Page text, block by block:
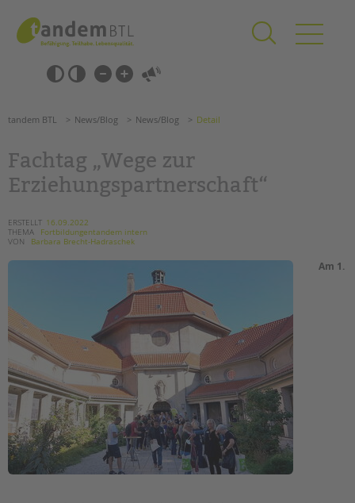
springen
Barrierefrei-
Einstellungen
überspringen
überspringen
SCHULE & GANZTAG
Oberschulen
Förderzentren
Schulbezogene Sozialarbeit
Tagesgruppen
HILFEN ZUR ERZIEHUNG
EINGLIEDERUNGSHILFE
BETREUTES WOHNEN
TANDEM BTL AKADEMIE
Suchen
tandem BTL News/Blog News/Blog Detail
Fachtag „Wege zur
Erziehungspartnerschaft“
ERSTELLT 16.09.2022
THEMA
Fortbildungentandem intern
VON
Barbara Brecht-Hadraschek
Am 1.